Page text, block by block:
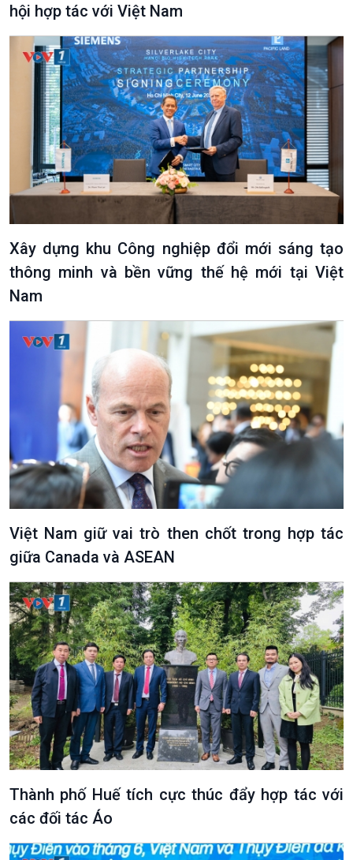
Podcast
Góc nhìn VOV1
Bình luận
10 phút Sự kiện - Luận bàn
Câu chuyện thời sự
Dòng chảy sự kiện
Đối thoại
hội hợp tác với Việt Nam
Xây dựng khu Công nghiệp đổi mới sáng tạo
thông minh và bền vững thế hệ mới tại Việt
Nam
Việt Nam giữ vai trò then chốt trong hợp tác
giữa Canada và ASEAN
Thành phố Huế tích cực thúc đẩy hợp tác với
các đối tác Áo